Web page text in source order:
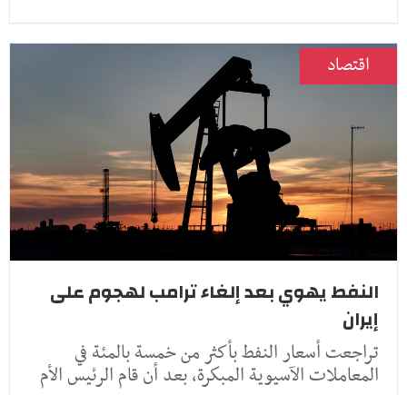
اقتصاد
النفط يهوي بعد إلغاء ترامب لهجوم على
إيران
تراجعت أسعار النفط ​بأكثر من خمسة ‌بالمئة في
المعاملات الآسيوية المبكرة، بعد أن ​قام الرئيس ​الأم